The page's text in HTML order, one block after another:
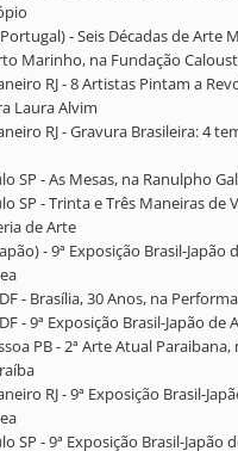
- Seis Décadas de Arte
Marinho, na Fundação
RJ - 8 Artistas Pintam a
Laura Alvim
RJ - Gravura Brasileira: 4
SP - As Mesas, na Ranulpho
SP - Trinta e Três Maneiras de
de Arte
- 9ª Exposição Brasil-Japão
- Brasília, 30 Anos, na
- 9ª Exposição Brasil-Japão
PB - 2ª Arte Atual
RJ - 9ª Exposição Brasil-
SP - 9ª Exposição Brasil-Japão